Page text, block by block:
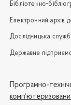
Бібліотечно-
Електронний архів
Дослідницька
Державне
Програмно-